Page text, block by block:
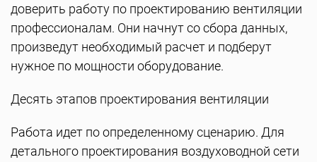
доверить работу по проектированию вентиляции
профессионалам. Они начнут со сбора данных,
произведут необходимый расчет и подберут
нужное по мощности оборудование.
Десять этапов проектирования вентиляции
Работа идет по определенному сценарию. Для
детального проектирования воздуховодной сети